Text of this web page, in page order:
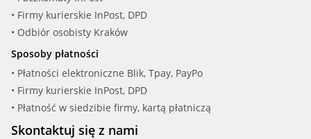
• Firmy kurierskie InPost, DPD
• Odbiór osobisty Kraków
Sposoby płatności
• Płatności elektroniczne Blik, Tpay, PayPo
• Firmy kurierskie InPost, DPD
• Płatność w siedzibie firmy, kartą płatniczą
Skontaktuj się z nami